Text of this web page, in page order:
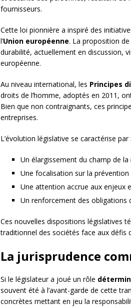
fournisseurs.
Cette loi pionnière a inspiré des
l’Union européenne. La proposition
durabilité, actuellement en discussion,
européenne.
Au niveau international, les Principes
droits de l’homme, adoptés en 2011,
Bien que non contraignants, ces
entreprises.
L’évolution législative se caractérise par :
Un élargissement du champ de
Une focalisation sur la
Une attention accrue aux enjeux
Un renforcement des obligations
Ces nouvelles dispositions législatives
traditionnel des sociétés face aux défis
La jurisprudence
Si le législateur a joué un rôle
souvent été à l’avant-garde de cette
concrètes mettant en jeu la